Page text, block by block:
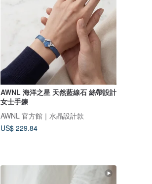
AWNL 海洋之星 天然藍線石 絲帶設計
女士手鍊
AWNL 官方館｜水晶設計款
US$ 229.84